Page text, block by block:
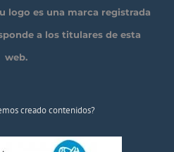
logo es una marca registrada
a los titulares de esta
web.
creado contenidos?